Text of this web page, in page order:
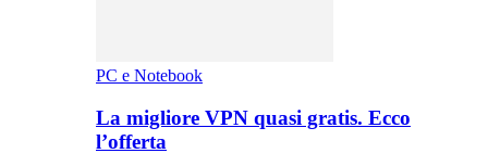
PC e Notebook
La migliore VPN quasi gratis. Ecco
l’offerta